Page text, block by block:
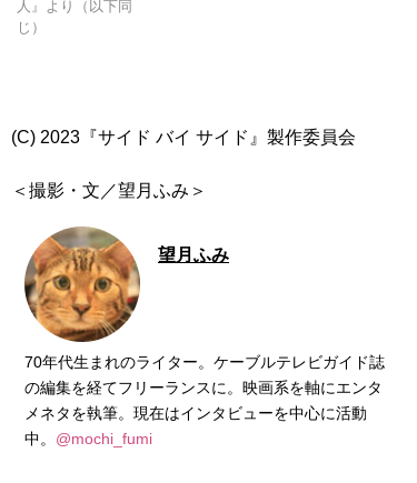
人』より（以下同
じ）
(C) 2023『サイド バイ サイド』製作委員会
＜撮影・文／望月ふみ＞
望月ふみ
70年代生まれのライター。ケーブルテレビガイド誌
の編集を経てフリーランスに。映画系を軸にエンタ
メネタを執筆。現在はインタビューを中心に活動
中。 @mochi_fumi